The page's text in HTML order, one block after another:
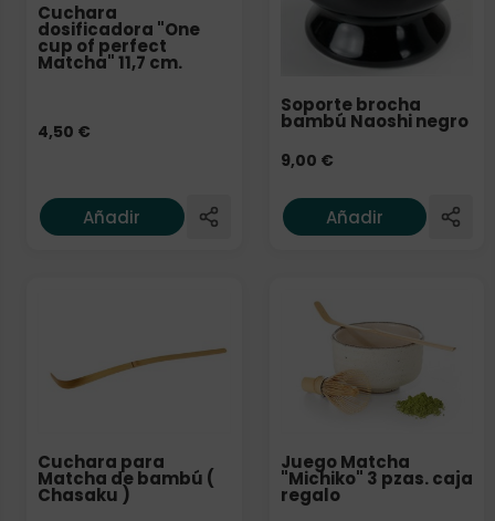
Cuchara
dosificadora "One
cup of perfect
Matcha" 11,7 cm.
4,50 €
Añadir
Soporte brocha
bambú Naoshi negro
9,00 €
Añadir
Cuchara para
Matcha de bambú (
Chasaku )
Juego Matcha
"Michiko" 3 pzas. caja
regalo